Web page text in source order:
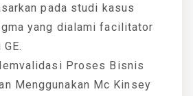
pada studi kasus
yang dialami facilitator
Proses Bisnis
Menggunakan Mc Kinsey